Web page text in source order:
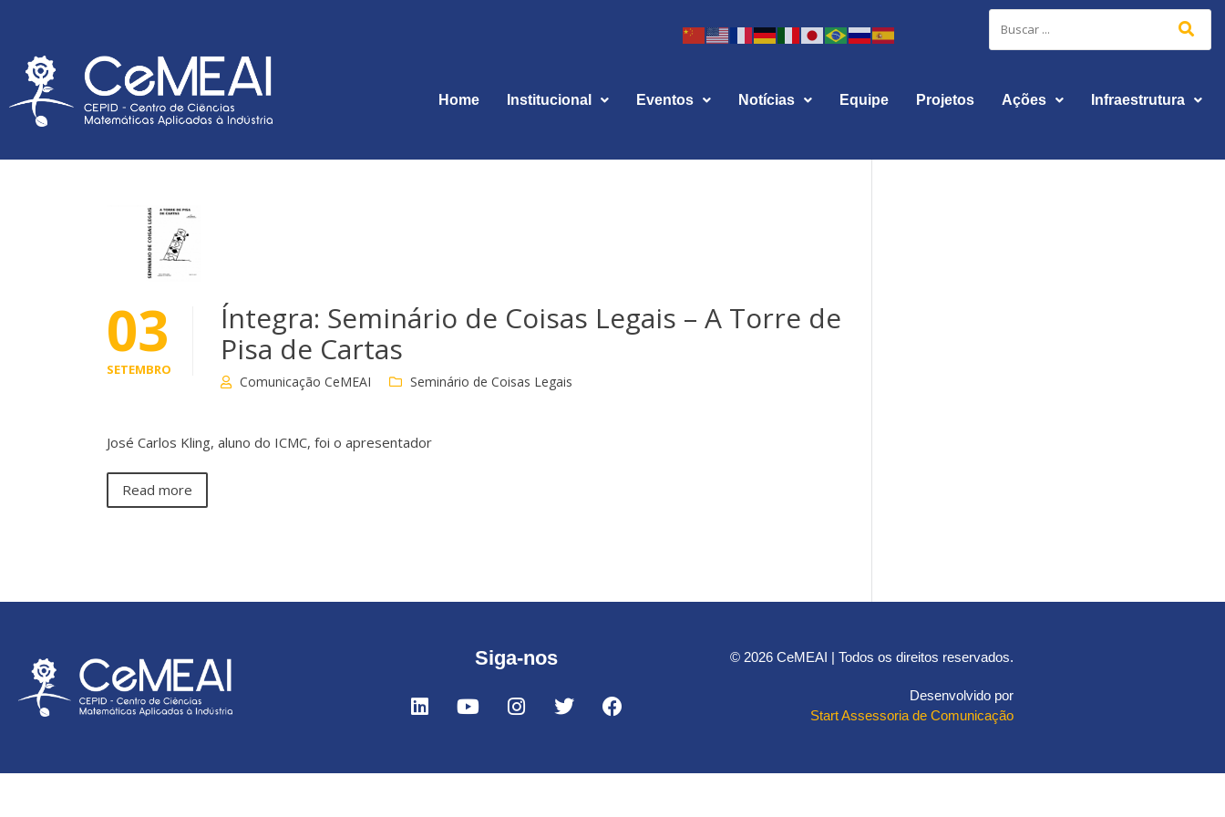
Home Institucional Eventos Notícias Equipe Projetos Ações Infraestrutura
03
SETEMBRO
Íntegra: Seminário de Coisas Legais – A Torre de
Pisa de Cartas
Comunicação CeMEAI Seminário de Coisas Legais
José Carlos Kling, aluno do ICMC, foi o apresentador
Read more
Siga-nos © 2026 CeMEAI | Todos os direitos reservados.
Desenvolvido por
Start Assessoria de Comunicação